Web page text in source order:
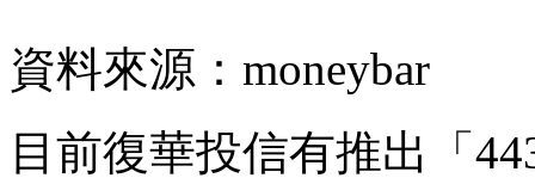
資料來源：moneybar
目前復華投信有推出「